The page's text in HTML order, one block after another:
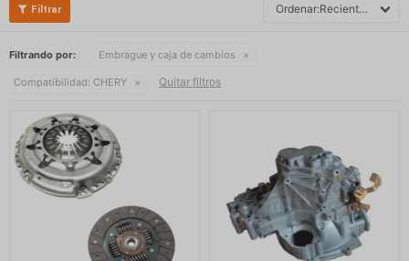
Recientes
Filtrando por: Embrague y caja de cambios
Compatibilidad: CHERY Quitar filtros